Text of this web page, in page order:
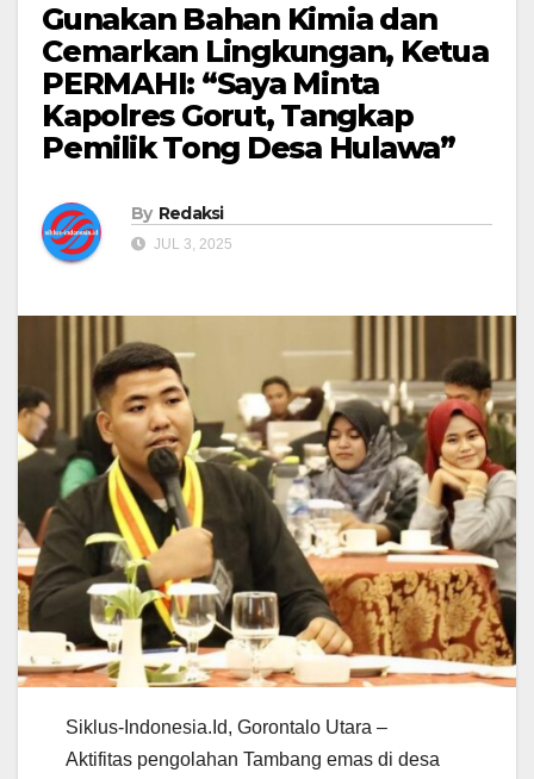
Gunakan Bahan Kimia dan
Cemarkan Lingkungan, Ketua
PERMAHI: “Saya Minta
Kapolres Gorut, Tangkap
Pemilik Tong Desa Hulawa”
By Redaksi
JUL 3, 2025
Siklus-Indonesia.Id, Gorontalo Utara –
Aktifitas pengolahan Tambang emas di desa